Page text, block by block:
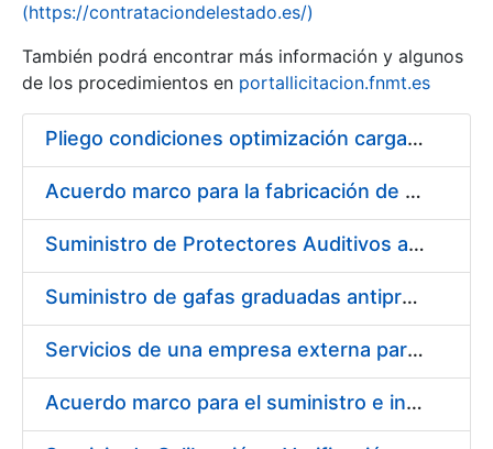
(https://contrataciondelestado.es/)
También podrá encontrar más información y algunos
de los procedimientos en portallicitacion.fnmt.es
Pliego condiciones optimización cargas compras firmado
Acuerdo marco para la fabricación de piezas
Suministro de Protectores Auditivos a medida para las personas trabajadoras de los Centros de Trabajo de Madrid y Burgos
Suministro de gafas graduadas antiproyecciones para los trabajadores de la FNMT-RCM en los centros de trabajo de Madrid y Burgos
Servicios de una empresa externa para el asesoramiento y resolución de los recursos de alzada que se presentan relacionados con procesos de selección para la FNMT-RCM
Acuerdo marco para el suministro e instalación de persianas, estores y otros complementos